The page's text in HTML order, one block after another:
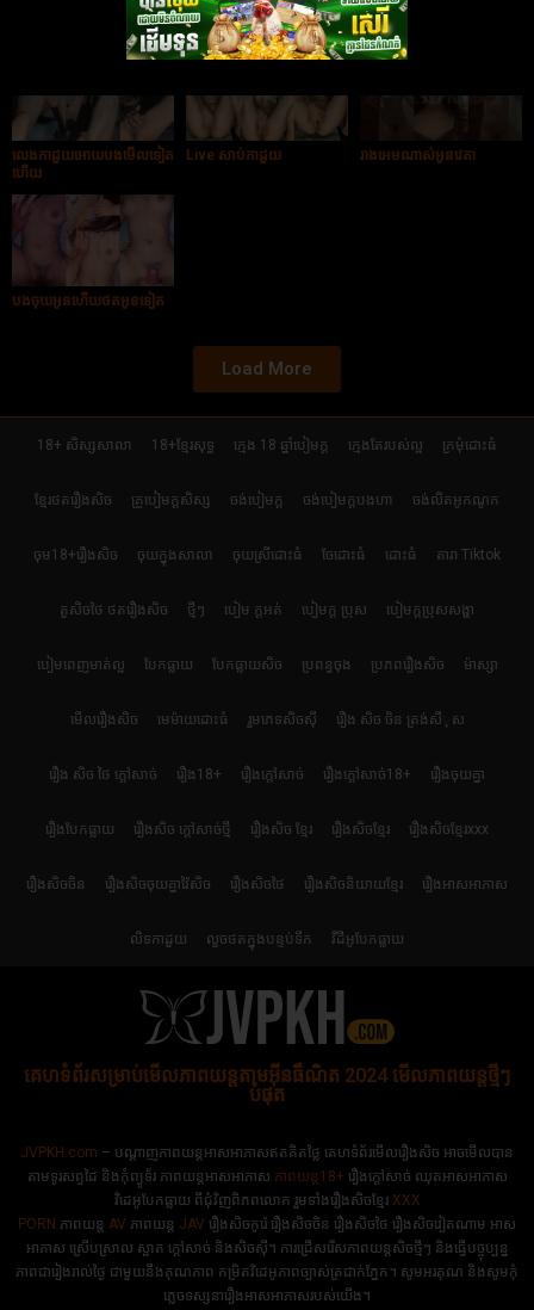
បងលេងកាដួយអូនស្រៀវ
អូនម៉ាប់ថ្ងូរពីរោះណាស់ អូនបៀមក្ដបងស្រៀវណាស់
លេងកាដួយអោយបងមើលទៀត
ហើយ
Live សាប់កាដួយ រាងអេមណាស់អូនវេតា
បងចុយអូនហើយថតអូនទៀត
Load More
18+ សិស្សសាលា 18+ខ្មែរសុទ្ធ ក្មេង 18 ឆ្នាំបៀមក្ដ ក្មេងតែរបស់ល្អ ក្រមុំដោះធំ
ខ្មែរថតរឿងសិច គ្រូបៀមក្ដសិស្ស ចង់បៀមក្ដ ចង់បៀមក្តបងហា ចង់លិតអូកណូក
ចុម18+រឿងសិច ចុយក្នុងសាលា ចុយស្រីដោះធំ ចែដោះធំ ដោះធំ តារា Tiktok
តួសិចថៃ ថតរឿងសិច ថ្មីៗ បៀម ក្ដអត់ បៀមក្ដ ប្រុស បៀមក្តប្រុសសង្ហា
បៀមពេញមាត់ល្អ បែកធ្លាយ បែកធ្លាយសិច ប្រពន្ធចុង ប្រភពរឿងសិច ម៉ាស្សា
មើលរឿងសិច មេម៉ាយដោះធំ រួមភេទសិចស៊ី រឿង សិច ចិន ត្រង់សីុស
រឿង សិច ថៃ ក្តៅសាច់ រឿង18+ រឿងក្ដៅសាច់ រឿងក្ដៅសាច់18+ រឿងចុយគ្នា
រឿងបែកធ្លាយ រឿងសិច ក្តៅសាច់ថ្មី រឿងសិច ខ្មែរ រឿងសិចខ្មែរ រឿងសិចខ្មែរxxx
រឿងសិចចិន រឿងសិចចុយគ្នាវ៉ៃសិច រឿងសិចថៃ រឿងសិចនិយាយខ្មែរ រឿងអាសអាភាស
លិទកាដួយ លួចថតក្នុងបន្ទប់ទឹក វីដីអូបែកធ្លាយ
គេហទំព័រសម្រាប់មើលភាពយន្តតាមអ៊ីនធឺណិត 2024 មើលភាពយន្តថ្មីៗ
បំផុត
JVPKH.com – បណ្ដាញភាពយន្តអាសអាភាសឥតគិតថ្លៃ គេហទំព័រមើលរឿងសិច អាចមើលបាន
តាមទូរសព្ទដៃ និងកុំព្យូទ័រ ភាពយន្តអាសអាភាស ភាពយន្ត18+​​ រឿងក្ដៅសាច់ ឈុតអាសអាភាស
វិដេអូបែកធ្លាយ ពីជុំវិញពិភពលោក រួមទាំងរឿងសិចខ្មែរ XXX
PORN ភាពយន្ត AV ភាពយន្ត JAV រឿងសិចកូរ៉េ រឿងសិចចិន​ រឿងសិចថៃ រឿងសិចវៀតណាម អាស
អាភាស ស្រើបស្រាល ស្អាត ក្ដៅសាច់ និងសិចស៊ី។ ការជ្រើសរើសភាពយន្តសិចថ្មីៗ និងធ្វើបច្ចុប្បន្ន
ភាពជារៀងរាល់ថ្ងៃ ជាមួយនឹងគុណភាព កម្រិតវិដេអូភាពច្បាស់ត្រជាក់ភ្នែក។ សូមអរគុណ និងសូមកុំ
ភ្លេចទស្សនារឿងអាសអាភាសរបស់យើង។